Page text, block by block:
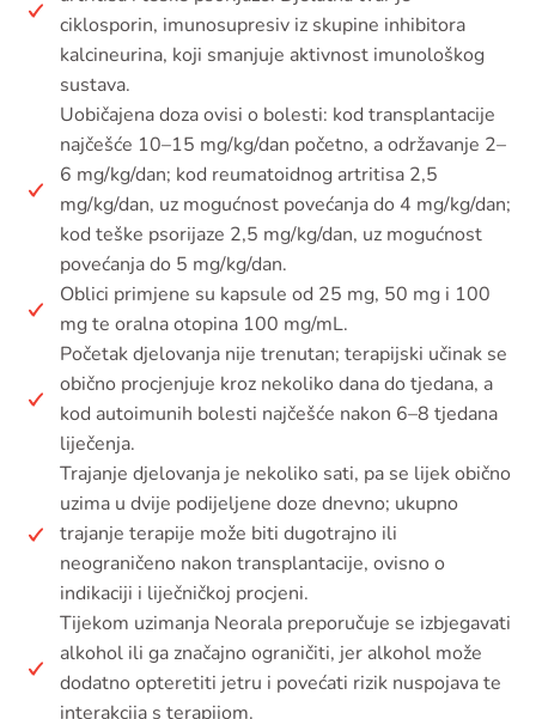
ciklosporin, imunosupresiv iz skupine inhibitora
kalcineurina, koji smanjuje aktivnost imunološkog
sustava.
Uobičajena doza ovisi o bolesti: kod transplantacije
najčešće 10–15 mg/kg/dan početno, a održavanje 2–
6 mg/kg/dan; kod reumatoidnog artritisa 2,5
mg/kg/dan, uz mogućnost povećanja do 4 mg/kg/dan;
kod teške psorijaze 2,5 mg/kg/dan, uz mogućnost
povećanja do 5 mg/kg/dan.
Oblici primjene su kapsule od 25 mg, 50 mg i 100
mg te oralna otopina 100 mg/mL.
Početak djelovanja nije trenutan; terapijski učinak se
obično procjenjuje kroz nekoliko dana do tjedana, a
kod autoimunih bolesti najčešće nakon 6–8 tjedana
liječenja.
Trajanje djelovanja je nekoliko sati, pa se lijek obično
uzima u dvije podijeljene doze dnevno; ukupno
trajanje terapije može biti dugotrajno ili
neograničeno nakon transplantacije, ovisno o
indikaciji i liječničkoj procjeni.
Tijekom uzimanja Neorala preporučuje se izbjegavati
alkohol ili ga značajno ograničiti, jer alkohol može
dodatno opteretiti jetru i povećati rizik nuspojava te
interakcija s terapijom.